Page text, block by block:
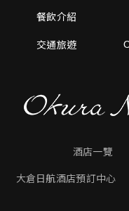
餐飲介紹
交通旅遊
酒店一覽
大倉日航酒店預訂中心